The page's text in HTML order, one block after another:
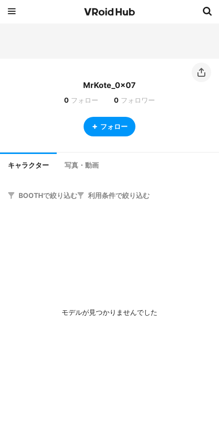
MrKote_0x07
0 フォロー 0 フォロワー
フォロー
キャラクター 写真・動画
BOOTHで絞り込む 利用条件で絞り込む
モデルが見つかりませんでした